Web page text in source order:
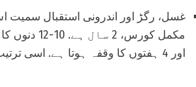
غسل، رگڑ اور اندرونی استقبال سمیت
مکمل کورس، 2
اور 4 ہفتوں کا وقفہ ہوتا ہے. اسی ترتیب میں جاری رکھیں.